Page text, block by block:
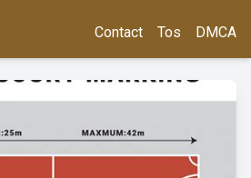
Contact Tos DMCA